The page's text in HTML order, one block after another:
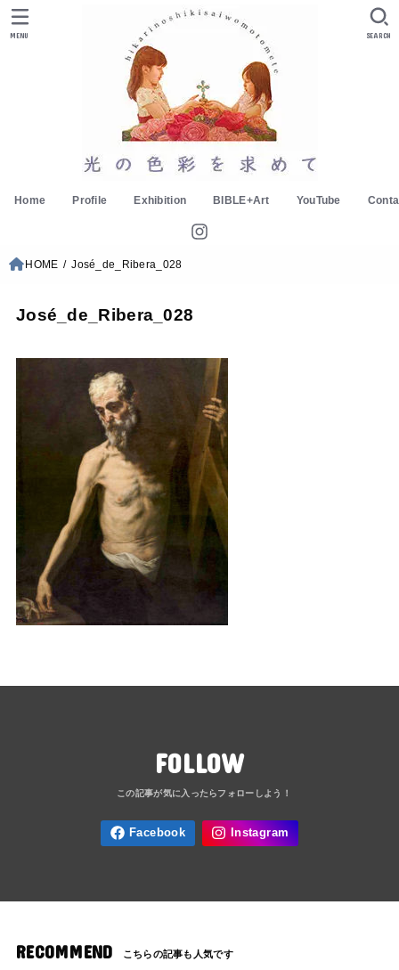
Home Profile Exhibition BIBLE+Art YouTube
SEARCH
MENU
HOME José_de_Ribera_028
José_de_Ribera_028
FOLLOW
RECOMMEND